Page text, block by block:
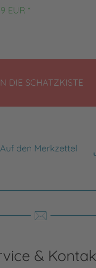
EUR *
DIE SCHATZKISTE
Auf den Merkzettel
&